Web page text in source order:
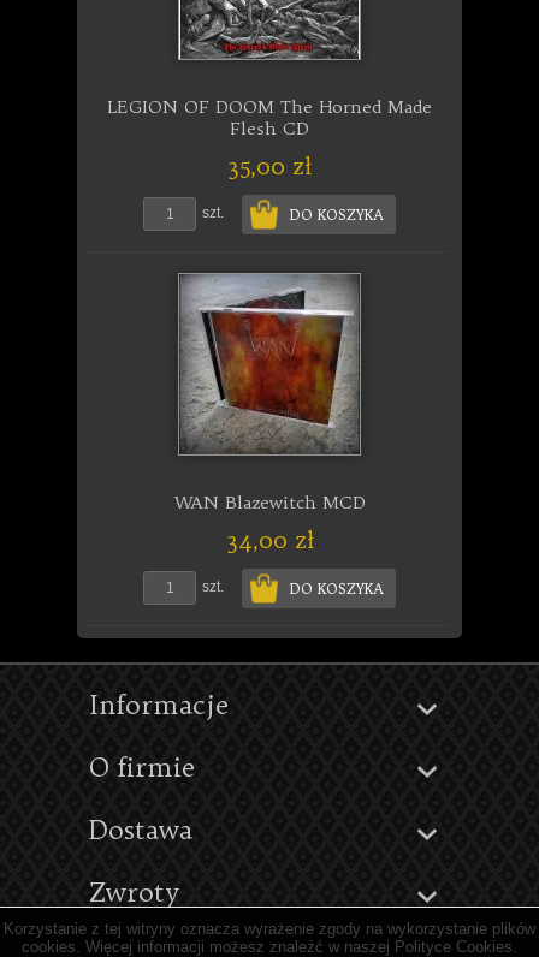
LEGION OF DOOM The Horned Made
Flesh CD
35,00 zł
szt. DO KOSZYKA
WAN Blazewitch MCD
34,00 zł
szt. DO KOSZYKA
Informacje
O firmie
Dostawa
Zwroty
Korzystanie z tej witryny oznacza wyrażenie zgody na wykorzystanie plików
cookies. Więcej informacji możesz znaleźć w naszej Polityce Cookies.